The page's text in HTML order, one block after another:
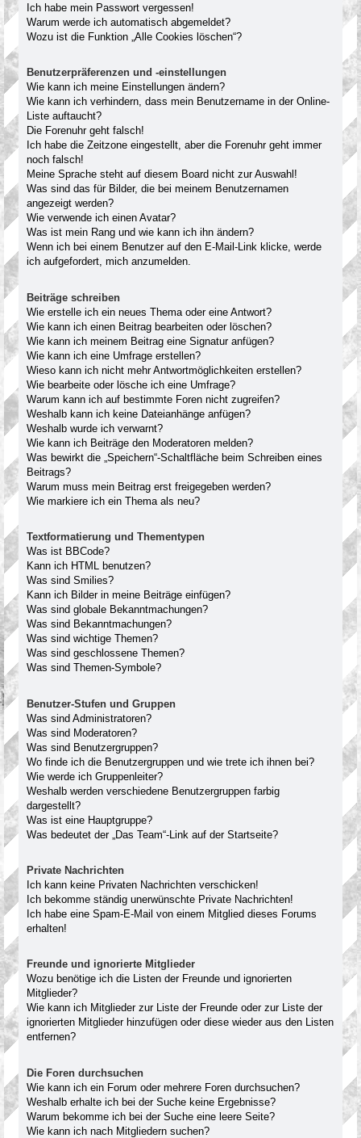
Ich habe mein Passwort vergessen!
Warum werde ich automatisch abgemeldet?
Wozu ist die Funktion „Alle Cookies löschen“?
Benutzerpräferenzen und -einstellungen
Wie kann ich meine Einstellungen ändern?
Wie kann ich verhindern, dass mein Benutzername in der Online-
Liste auftaucht?
Die Forenuhr geht falsch!
Ich habe die Zeitzone eingestellt, aber die Forenuhr geht immer
noch falsch!
Meine Sprache steht auf diesem Board nicht zur Auswahl!
Was sind das für Bilder, die bei meinem Benutzernamen
angezeigt werden?
Wie verwende ich einen Avatar?
Was ist mein Rang und wie kann ich ihn ändern?
Wenn ich bei einem Benutzer auf den E-Mail-Link klicke, werde
ich aufgefordert, mich anzumelden.
Beiträge schreiben
Wie erstelle ich ein neues Thema oder eine Antwort?
Wie kann ich einen Beitrag bearbeiten oder löschen?
Wie kann ich meinem Beitrag eine Signatur anfügen?
Wie kann ich eine Umfrage erstellen?
Wieso kann ich nicht mehr Antwortmöglichkeiten erstellen?
Wie bearbeite oder lösche ich eine Umfrage?
Warum kann ich auf bestimmte Foren nicht zugreifen?
Weshalb kann ich keine Dateianhänge anfügen?
Weshalb wurde ich verwarnt?
Wie kann ich Beiträge den Moderatoren melden?
Was bewirkt die „Speichern“-Schaltfläche beim Schreiben eines
Beitrags?
Warum muss mein Beitrag erst freigegeben werden?
Wie markiere ich ein Thema als neu?
Textformatierung und Thementypen
Was ist BBCode?
Kann ich HTML benutzen?
Was sind Smilies?
Kann ich Bilder in meine Beiträge einfügen?
Was sind globale Bekanntmachungen?
Was sind Bekanntmachungen?
Was sind wichtige Themen?
Was sind geschlossene Themen?
Was sind Themen-Symbole?
Benutzer-Stufen und Gruppen
Was sind Administratoren?
Was sind Moderatoren?
Was sind Benutzergruppen?
Wo finde ich die Benutzergruppen und wie trete ich ihnen bei?
Wie werde ich Gruppenleiter?
Weshalb werden verschiedene Benutzergruppen farbig
dargestellt?
Was ist eine Hauptgruppe?
Was bedeutet der „Das Team“-Link auf der Startseite?
Private Nachrichten
Ich kann keine Privaten Nachrichten verschicken!
Ich bekomme ständig unerwünschte Private Nachrichten!
Ich habe eine Spam-E-Mail von einem Mitglied dieses Forums
erhalten!
Freunde und ignorierte Mitglieder
Wozu benötige ich die Listen der Freunde und ignorierten
Mitglieder?
Wie kann ich Mitglieder zur Liste der Freunde oder zur Liste der
ignorierten Mitglieder hinzufügen oder diese wieder aus den Listen
entfernen?
Die Foren durchsuchen
Wie kann ich ein Forum oder mehrere Foren durchsuchen?
Weshalb erhalte ich bei der Suche keine Ergebnisse?
Warum bekomme ich bei der Suche eine leere Seite?
Wie kann ich nach Mitgliedern suchen?